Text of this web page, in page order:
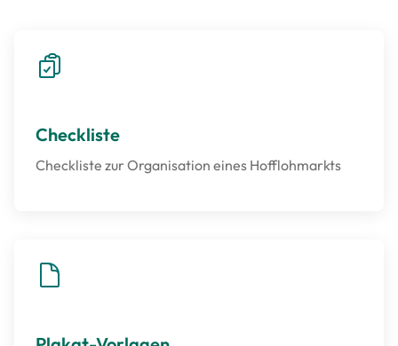
Checkliste
Checkliste zur Organisation eines Hofflohmarkts